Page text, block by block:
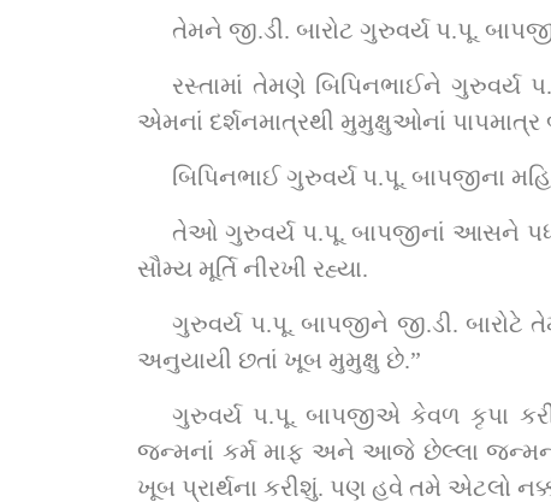
તેમને જી.ડી. બારોટ ગુરુવર્ય પ.પૂ.
રસ્તામાં તેમણે બિપિનભાઈને ગુરુવર્ય
એમનાં દર્શનમાત્રથી મુમુક્ષુઓનાં
બિપિનભાઈ ગુરુવર્ય પ.પૂ. બાપજીના
તેઓ ગુરુવર્ય પ.પૂ. બાપજીનાં આસને
સૌમ્ય મૂર્તિ નીરખી રહ્યા.
ગુરુવર્ય પ.પૂ. બાપજીને જી.ડી.
અનુયાયી છતાં ખૂબ મુમુક્ષુ છે.”
ગુરુવર્ય પ.પૂ. બાપજીએ કેવળ કૃપા
જન્મનાં કર્મ માફ અને આજે છેલ્લા જન્મના
ખૂબ પ્રાર્થના કરીશું. પણ હવે તમે એટલો